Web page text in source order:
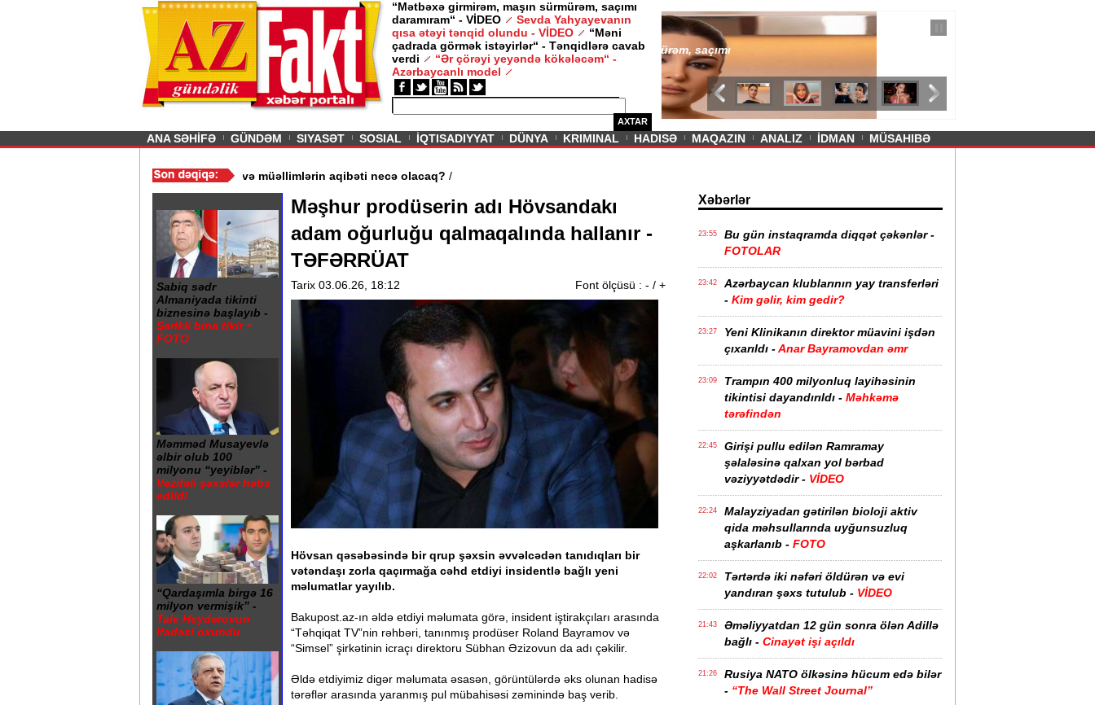
“Mətbəxə girmirəm, maşın sürmürəm, saçımı
daramıram“ - VİDEO
Sevda Yahyayevanın
qısa ətəyi tənqid olundu - VİDEO
“Məni
çadrada görmək istəyirlər“ - Tənqidlərə cavab
verdi
“Ər çörəyi yeyəndə kökələcəm“ -
Azərbaycanlı model
AXTAR
/ MAQAZIN /
Sevda Yahyayevanın qısa ətəyi tənqid olundu -
VİDEO
Previous
ANA SƏHİFƏ GÜNDƏM SIYASƏT SOSIAL İQTISADIYYAT DÜNYA KRIMINAL HADISƏ MAQAZIN ANALIZ İDMAN MÜSAHIBƏ
Gədəbəydə 3 məktəb bağlandı - Şagird və müəllimlərin aqibəti necə olacaq?
Sabiq sədr
Almaniyada tikinti
biznesinə başlayıb -
Şərikli bina tikir +
FOTO
Məmməd Musayevlə
əlbir olub 100
milyonu “yeyiblər” -
Vəzifəli şəxslər həbs
edildi
“Qardaşımla birgə 16
milyon vermişik” -
Tale Heydərovun
ifadəsi oxundu
Məşhur prodüserin adı Hövsandakı
adam oğurluğu qalmaqalında hallanır -
TƏFƏRRÜAT
Tarix 03.06.26, 18:12 Font ölçüsü : - / +
Hövsan qəsəbəsində bir qrup şəxsin əvvəlcədən tanıdıqları bir
vətəndaşı zorla qaçırmağa cəhd etdiyi insidentlə bağlı yeni
məlumatlar yayılıb.
Bakupost.az-ın əldə etdiyi məlumata görə, insident iştirakçıları arasında
“Təhqiqat TV”nin rəhbəri, tanınmış prodüser Roland Bayramov və
“Simsel” şirkətinin icraçı direktoru Sübhan Əzizovun da adı çəkilir.
Əldə etdiyimiz digər məlumata əsasən, görüntülərdə əks olunan hadisə
tərəflər arasında yaranmış pul mübahisəsi zəminində baş verib.
Xəbərlər
23:55
Bu gün instaqramda diqqət çəkənlər -
FOTOLAR
23:42
Azərbaycan klublarının yay transferləri
- Kim gəlir, kim gedir?
23:27
Yeni Klinikanın direktor müavini işdən
çıxarıldı -Anar Bayramovdan əmr
23:09
Trampın 400 milyonluq layihəsinin
tikintisi dayandırıldı - Məhkəmə
tərəfindən
22:45
Girişi pullu edilən Ramramay
şəlaləsinə qalxan yol bərbad
vəziyyətdədir - VİDEO
22:24
Malayziyadan gətirilən bioloji aktiv
qida məhsullarında uyğunsuzluq
aşkarlanıb - FOTO
22:02
Tərtərdə iki nəfəri öldürən və evi
yandıran şəxs tutulub - VİDEO
21:43
Əməliyyatdan 12 gün sonra ölən Adillə
bağlı - Cinayət işi açıldı
21:26
Rusiya NATO ölkəsinə hücum edə bilər
- “The Wall Street Journal”